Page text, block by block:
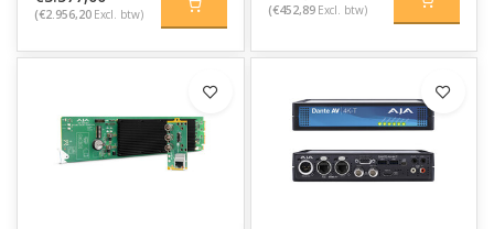
(€2.956,20 Excl. btw) (€452,89 Excl. btw)